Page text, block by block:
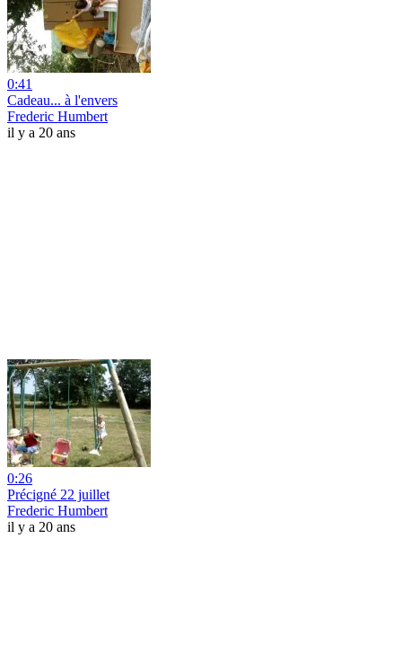
0:41
Cadeau... à l'envers
Frederic Humbert
il y a 20 ans
0:26
Précigné 22 juillet
Frederic Humbert
il y a 20 ans